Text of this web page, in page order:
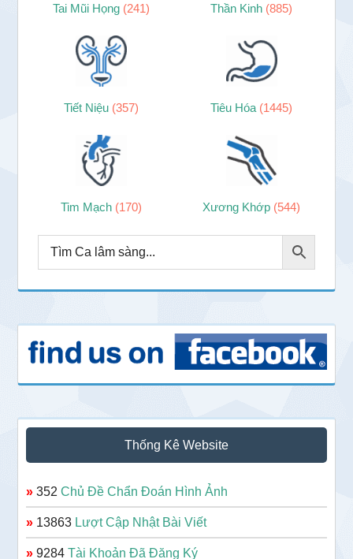
Tai Mũi Họng (241) Thần Kinh (885)
Tiết Niệu (357) Tiêu Hóa (1445)
Tim Mạch (170) Xương Khớp (544)
Thống Kê Website
» 352Chủ Đề Chẩn Đoán Hình Ảnh
» 13863 Lượt Cập Nhật Bài Viết
» 9284Tài Khoản Đã Đăng Ký